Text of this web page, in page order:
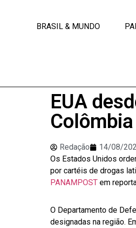
BRASIL & MUNDO
EUA
Redação
14/08/
Os Estados Unidos
por cartéis de drogas
PANAMPOST em
O Departamento de
designadas na região.